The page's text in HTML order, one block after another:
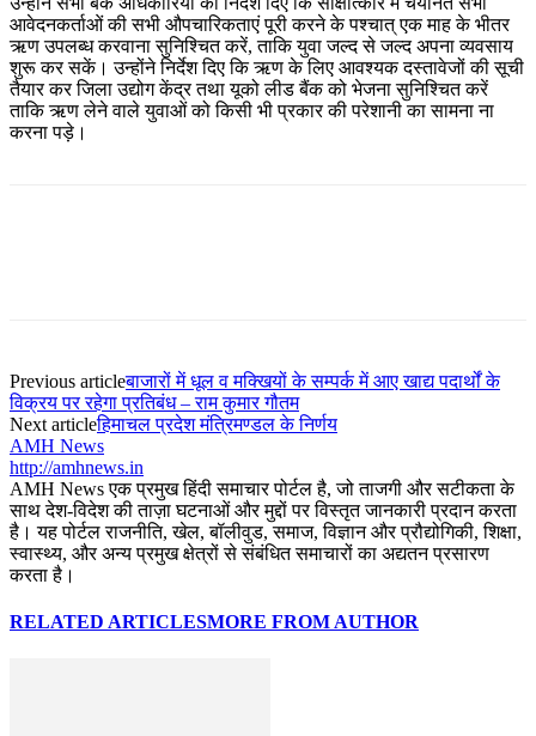
आवेदनकर्ताओं की सभी औपचारिकताएं पूरी करने के पश्चात् एक माह के भीतर
ऋण उपलब्ध करवाना सुनिश्चित करें, ताकि युवा जल्द से जल्द अपना व्यवसाय
शुरू कर सकें। उन्होंने निर्देश दिए कि ऋण के लिए आवश्यक दस्तावेजों की सूची
तैयार कर जिला उद्योग केंद्र तथा यूको लीड बैंक को भेजना सुनिश्चित करें
ताकि ऋण लेने वाले युवाओं को किसी भी प्रकार की परेशानी का सामना ना
करना पड़े।
Previous articleबाजारों में धूल व मक्खियों के सम्पर्क में आए खाद्य पदार्थों के
विक्रय पर रहेगा प्रतिबंध – राम कुमार गौतम
Next articleहिमाचल प्रदेश मंत्रिमण्डल के निर्णय
AMH News
http://amhnews.in
AMH News एक प्रमुख हिंदी समाचार पोर्टल है, जो ताजगी और सटीकता के
साथ देश-विदेश की ताज़ा घटनाओं और मुद्दों पर विस्तृत जानकारी प्रदान करता
है। यह पोर्टल राजनीति, खेल, बॉलीवुड, समाज, विज्ञान और प्रौद्योगिकी, शिक्षा,
स्वास्थ्य, और अन्य प्रमुख क्षेत्रों से संबंधित समाचारों का अद्यतन प्रसारण
करता है।
RELATED ARTICLESMORE FROM AUTHOR